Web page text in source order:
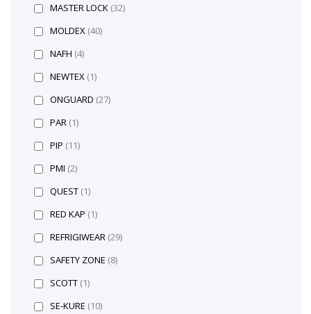
MASTER LOCK (32)
MOLDEX (40)
NAFH (4)
NEWTEX (1)
ONGUARD (27)
PAR (1)
PIP (11)
PMI (2)
QUEST (1)
RED KAP (1)
REFRIGIWEAR (29)
SAFETY ZONE (8)
SCOTT (1)
SE-KURE (10)